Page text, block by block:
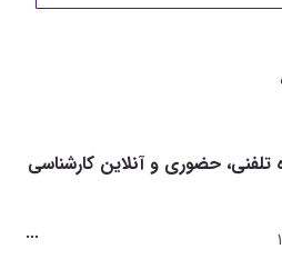
تلفنی، حضوری و آنلاین کارشناسی